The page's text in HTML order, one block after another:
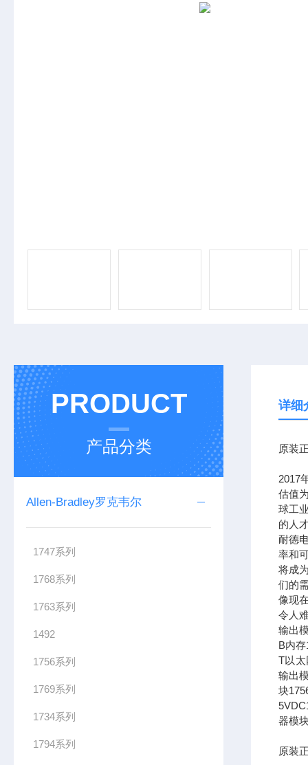
PRODUCT
产品分类
Allen-Bradley罗克韦尔
1747系列
1768系列
1763系列
1492
1756系列
1769系列
1734系列
1794系列
详细
原装
2017
估值
球工
的人
耐德
率和
将成
们的
像现
令人
输出
B内
T以太
输出
块
器模
原装